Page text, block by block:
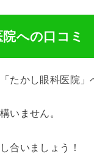
への口コミ
たかし眼科医院」
いません。
合いましょう！